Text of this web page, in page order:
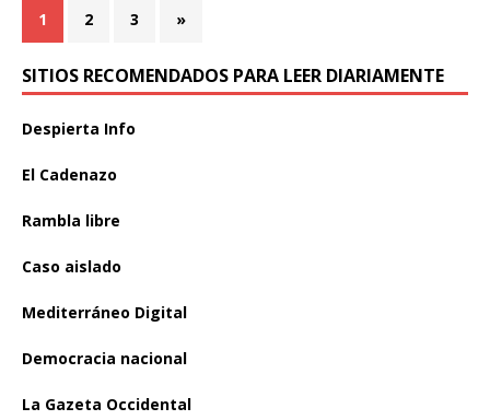
1 2 3 »
SITIOS RECOMENDADOS PARA LEER DIARIAMENTE
Despierta Info
El Cadenazo
Rambla libre
Caso aislado
Mediterráneo Digital
Democracia nacional
La Gazeta Occidental